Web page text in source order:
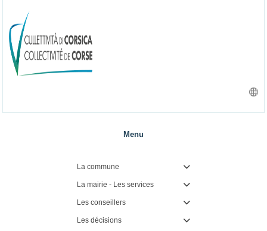
Menu
La commune 
La mairie - Les services 
Les conseillers 
Les décisions 